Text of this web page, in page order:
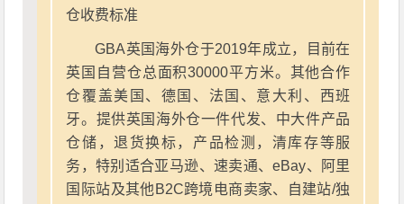
仓收费标准
GBA英国海外仓于2019年成立，目前在
英国自营仓总面积30000平方米。其他合作
仓覆盖美国、德国、法国、意大利、西班
牙。提供英国海外仓一件代发、中大件产品
仓储，退货换标，产品检测，清库存等服
务，特别适合亚马逊、速卖通、eBay、阿里
国际站及其他B2C跨境电商卖家、自建站/独